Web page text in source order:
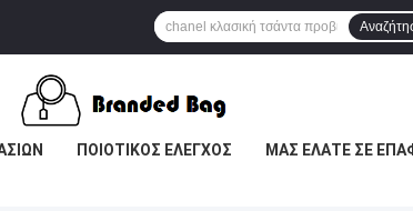
ΠΟΙΟΤΙΚΌΣ ΈΛΕΓΧΟΣ ΜΑΣ ΕΛΆΤΕ ΣΕ